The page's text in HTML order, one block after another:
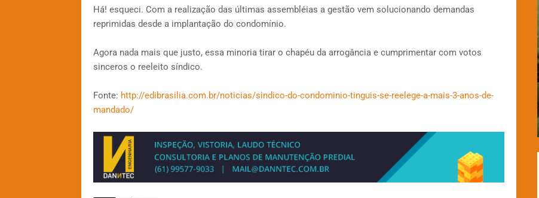
Há! esqueci. Com a realização das últimas assembléias a gestão vem solucionando demandas
reprimidas desde a implantação do condomínio.
Agora nada mais que justo, essa minoria tirar o chapéu da arrogância e cumprimentar com votos
sinceros o reeleito síndico.
Fonte: http://edibrasilia.com.br/noticias/sindico-do-condominio-tinguis-se-reelege-a-mais-3-anos-de-
mandado/